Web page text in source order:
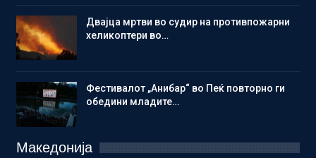
Двајца мртви во судир на противпожарни
хеликоптери во…
Фестивалот „Анибар“ во Пеќ повторно ги
обедини младите…
Македонија